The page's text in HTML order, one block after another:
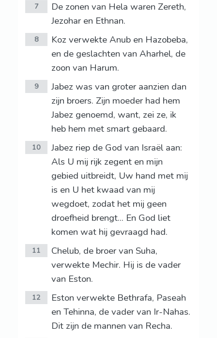
7
De zonen van Hela waren Zereth,
Jezohar en Ethnan.
8
Koz verwekte Anub en Hazobeba,
en de geslachten van Aharhel, de
zoon van Harum.
9
Jabez was van groter aanzien dan
zijn broers. Zijn moeder had hem
Jabez genoemd, want, zei ze, ik
heb hem met smart gebaard.
10
Jabez riep de God van Israël aan:
Als U mij rijk zegent en mijn
gebied uitbreidt, Uw hand met mij
is en U het kwaad van mij
wegdoet, zodat het mij geen
droefheid brengt... En God liet
komen wat hij gevraagd had.
11
Chelub, de broer van Suha,
verwekte Mechir. Hij is de vader
van Eston.
12
Eston verwekte Bethrafa, Paseah
en Tehinna, de vader van Ir-Nahas.
Dit zijn de mannen van Recha.